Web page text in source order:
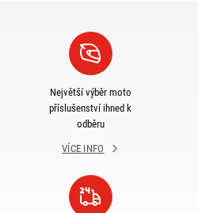
Největší výběr moto
příslušenství ihned k
odběru
VÍCE INFO